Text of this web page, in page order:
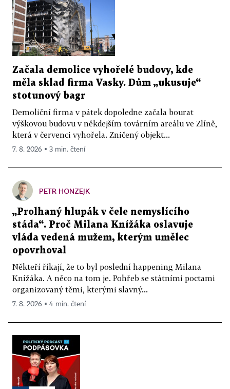
Začala demolice vyhořelé budovy, kde
měla sklad firma Vasky. Dům „ukusuje“
stotunový bagr
Demoliční firma v pátek dopoledne začala bourat
výškovou budovu v někdejším továrním areálu ve Zlíně,
která v červenci vyhořela. Zničený objekt...
7. 8. 2026 ▪ 3 min. čtení
PETR HONZEJK
„Prolhaný hlupák v čele nemyslícího
stáda“. Proč Milana Knížáka oslavuje
vláda vedená mužem, kterým umělec
opovrhoval
Někteří říkají, že to byl poslední happening Milana
Knížáka. A něco na tom je. Pohřeb se státními poctami
organizovaný těmi, kterými slavný...
7. 8. 2026 ▪ 4 min. čtení